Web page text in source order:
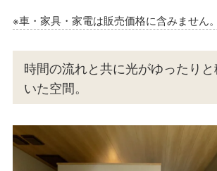
※車・家具・家電は販売価格に含みません。
時間の流れと共に光がゆったり
いた空間。